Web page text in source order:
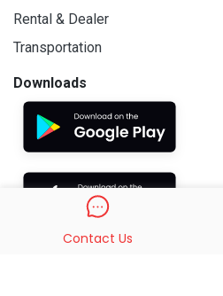
Rental & Dealer
Transportation
Downloads
Contact Us